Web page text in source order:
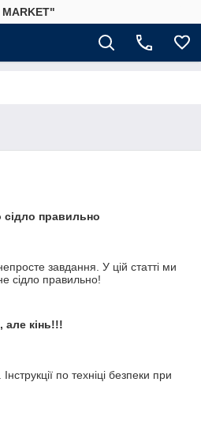
сідло правильно
завдання. У цій статті ми
сідло правильно!
але кінь!!!
по техніці безпеки при